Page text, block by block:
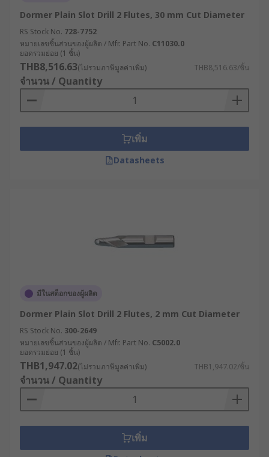
Dormer Plain Slot Drill 2 Flutes, 30 mm Cut Diameter
RS Stock No. 728-7752
หมายเลขชิ้นส่วนของผู้ผลิต / Mfr. Part No. C11030.0
ยอดรวมย่อย (1 ชิ้น)
THB8,516.63(ไม่รวมภาษีมูลค่าเพิ่ม) THB8,516.63/ชิ้น
จำนวน / Quantity
เพิ่ม
Datasheets
มีในสต็อกของผู้ผลิต
Dormer Plain Slot Drill 2 Flutes, 2 mm Cut Diameter
RS Stock No. 300-2649
หมายเลขชิ้นส่วนของผู้ผลิต / Mfr. Part No. C5002.0
ยอดรวมย่อย (1 ชิ้น)
THB1,947.02(ไม่รวมภาษีมูลค่าเพิ่ม) THB1,947.02/ชิ้น
จำนวน / Quantity
เพิ่ม